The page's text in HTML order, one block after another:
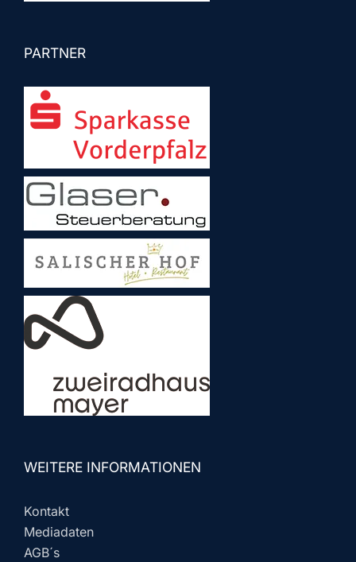
PARTNER
WEITERE INFORMATIONEN
Kontakt
Mediadaten
AGB´s